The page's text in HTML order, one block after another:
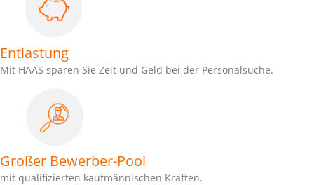
Entlastung
Mit HAAS sparen Sie Zeit und Geld bei der Personalsuche.
Großer Bewerber-Pool
mit qualifizierten kaufmännischen Kräften.